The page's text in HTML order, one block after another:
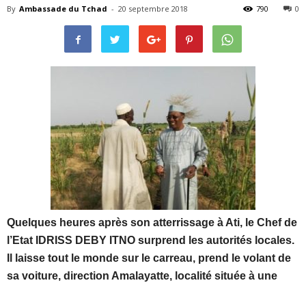
By Ambassade du Tchad - 20 septembre 2018 0
790
Quelques heures après son atterrissage à Ati, le Chef de
l’Etat IDRISS DEBY ITNO surprend les autorités locales.
Il laisse tout le monde sur le carreau, prend le volant de
sa voiture, direction Amalayatte, localité située à une